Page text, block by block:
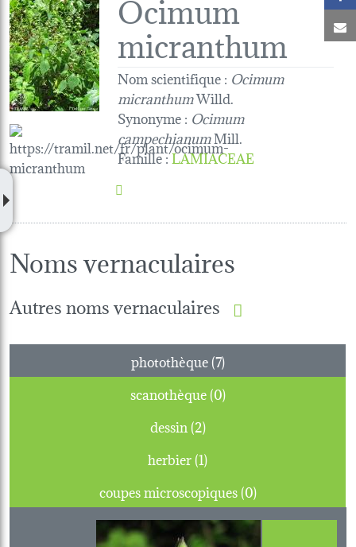
micranthum
Nom scientifique : Ocimum
micranthumWilld.
Synonyme : Ocimum
campechianumMill.
Famille:LAMIACEAE
Noms vernaculaires
Autres noms vernaculaires
photothèque (7)
scanothèque (0)
dessin (2)
herbier (1)
coupes microscopiques (0)